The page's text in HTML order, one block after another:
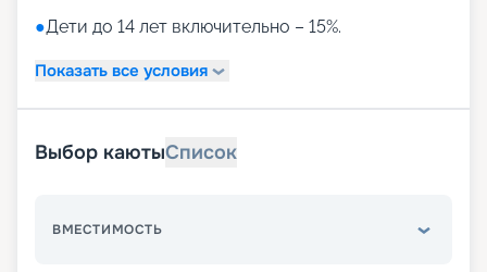
●Дети до 14 лет включительно – 15%.
Показать все условия
Выбор каютыСписок
ВМЕСТИМОСТЬ